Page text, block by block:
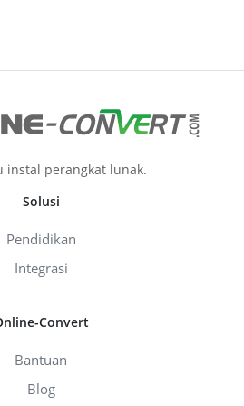
instal perangkat lunak.
Solusi
Pendidikan
Integrasi
Convert
Bantuan
Blog